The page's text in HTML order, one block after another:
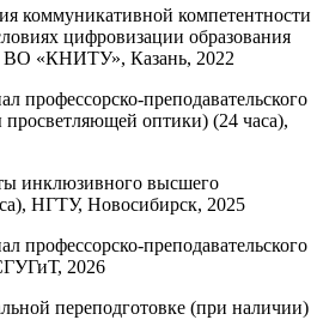
коммуникативной компетентности
цифровизации образования
«КНИТУ», Казань, 2022
профессорско-преподавательского
оптики) (24 часа),
инклюзивного высшего
НГТУ, Новосибирск, 2025
профессорско-преподавательского
2026
переподготовке (при наличии)